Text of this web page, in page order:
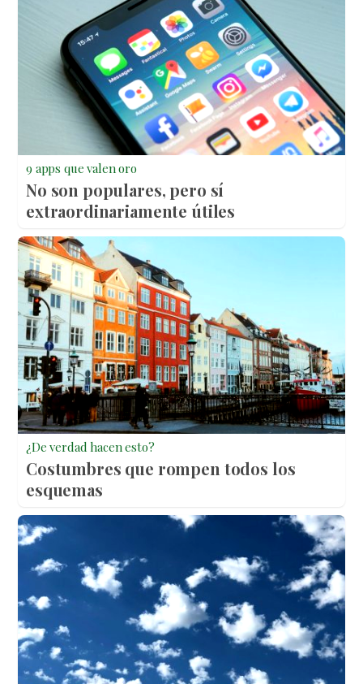
9 apps que valen oro
No son populares, pero sí
extraordinariamente útiles
¿De verdad hacen esto?
Costumbres que rompen todos los
esquemas